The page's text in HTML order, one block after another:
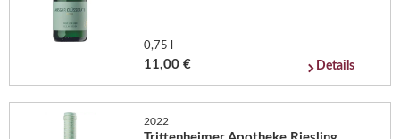
0,75 l
11,00 € Details
2022